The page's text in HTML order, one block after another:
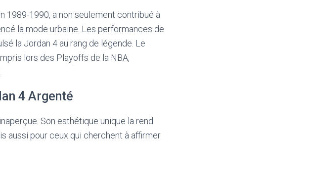
1989-1990, a non seulement contribué à
la mode urbaine. Les performances de
la Jordan 4 au rang de légende. Le
lors des Playoffs de la NBA,
4 Argenté
Son esthétique unique la rend
aussi pour ceux qui cherchent à affirmer